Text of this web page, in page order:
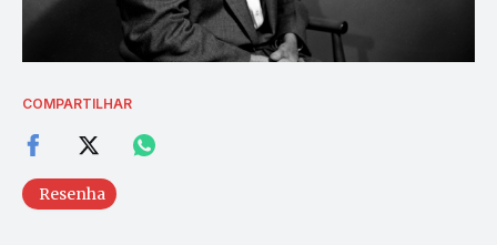
COMPARTILHAR
Resenha